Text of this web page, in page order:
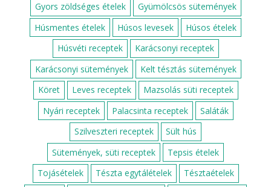
Gyors zöldséges ételek
Gyümölcsös sütemények
Húsmentes ételek
Húsos levesek
Húsos ételek
Húsvéti receptek
Karácsonyi receptek
Karácsonyi sütemények
Kelt tésztás sütemények
Köret
Leves receptek
Mazsolás süti receptek
Nyári receptek
Palacsinta receptek
Saláták
Szilveszteri receptek
Sült hús
Sütemények, süti receptek
Tepsis ételek
Tojásételek
Tészta egytálételek
Tésztaételek